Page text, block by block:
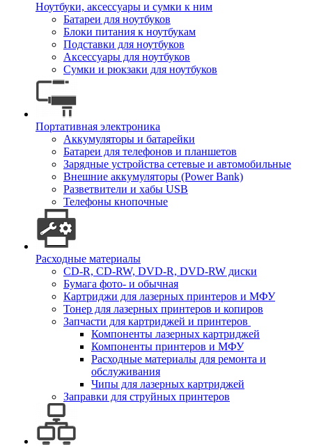
Ноутбуки, аксессуары и сумки к ним
Батареи для ноутбуков
Блоки питания к ноутбукам
Подставки для ноутбуков
Аксессуары для ноутбуков
Сумки и рюкзаки для ноутбуков
Портативная электроника
Аккумуляторы и батарейки
Батареи для телефонов и планшетов
Зарядные устройства сетевые и автомобильные
Внешние аккумуляторы (Power Bank)
Разветвители и хабы USB
Телефоны кнопочные
Расходные материалы
CD-R, CD-RW, DVD-R, DVD-RW диски
Бумага фото- и обычная
Картриджи для лазерных принтеров и МФУ
Тонер для лазерных принтеров и копиров
Запчасти для картриджей и принтеров
Компоненты лазерных картриджей
Компоненты принтеров и МФУ
Расходные материалы для ремонта и
обслуживания
Чипы для лазерных картриджей
Заправки для струйных принтеров